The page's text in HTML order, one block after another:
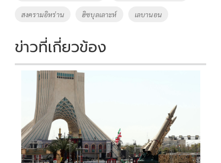
สงครามอิหร่าน ฮิซบุลเลาะห์ เลบานอน
ข่าวที่เกี่ยวข้อง